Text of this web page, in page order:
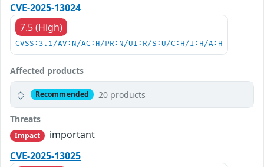
CVE-2025-13024
7.5 (High)
CVSS:3.1/AV:N/AC:H/PR:N/UI:R/S:U/C:H/I:H/A:H
Affected products
Recommended 20 products
Threats
Impact
important
CVE-2025-13025